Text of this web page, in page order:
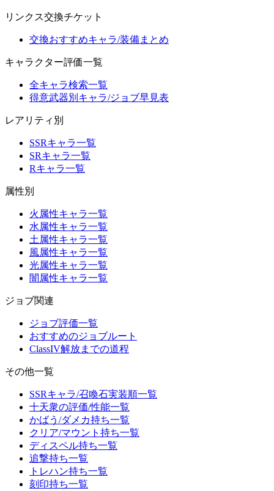
リンクス交換チケット
交換おすすめキャラ/装備まとめ
キャラクター評価一覧
全キャラ検索一覧
得意武器別キャラ/ジョブ早見表
レアリティ別
SSRキャラ一覧
SRキャラ一覧
Rキャラ一覧
属性別
火属性キャラ一覧
水属性キャラ一覧
土属性キャラ一覧
風属性キャラ一覧
光属性キャラ一覧
闇属性キャラ一覧
ジョブ関連
ジョブ評価一覧
おすすめのジョブルート
ClassIV解放までの道程
その他一覧
SSRキャラ/召喚石実装順一覧
十天衆の評価/性能一覧
かばう/ダメカ持ち一覧
クリア/マウント持ち一覧
ディスペル持ち一覧
追撃持ち一覧
トレハン持ち一覧
刻印持ち一覧